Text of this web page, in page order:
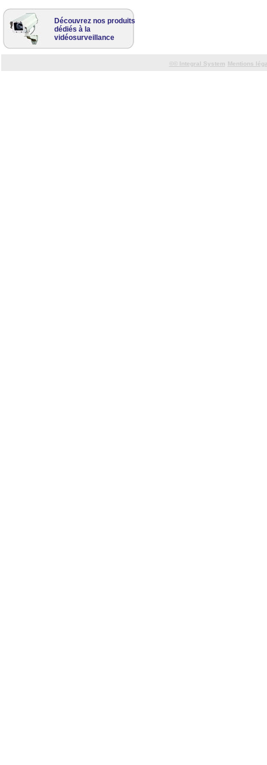
Integral System Mentions
Découvrez nos produits
dédiés à la
vidéosurveillance